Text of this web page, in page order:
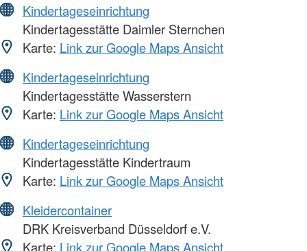
Kindertageseinrichtung
Kindertagesstätte Daimler Sternchen
Karte: Link zur Google Maps Ansicht
Kindertageseinrichtung
Kindertagesstätte Wasserstern
Karte: Link zur Google Maps Ansicht
Kindertageseinrichtung
Kindertagesstätte Kindertraum
Karte: Link zur Google Maps Ansicht
Kleidercontainer
DRK Kreisverband Düsseldorf e.V.
Karte: Link zur Google Maps Ansicht